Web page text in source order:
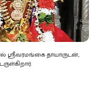
ஸ்ரீவரமங்கை தாயாருடன்,